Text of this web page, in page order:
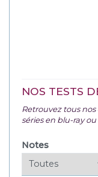
NOS TESTS
Retrouvez tous
séries en blu-ray ou
Notes